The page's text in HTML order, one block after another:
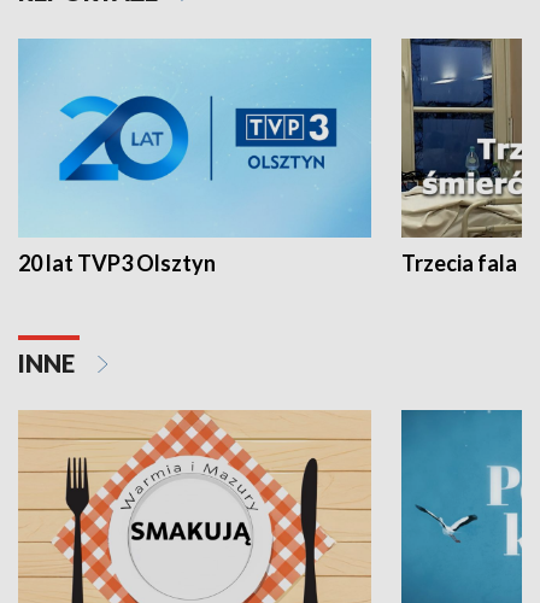
20 lat TVP3 Olsztyn Trzecia fala -
INNE